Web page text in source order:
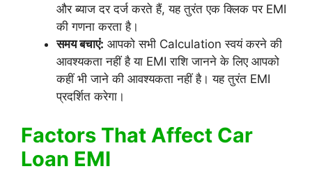
और ब्याज दर दर्ज करते हैं, यह तुरंत एक क्लिक पर EMI
की गणना करता है।
समय बचाएं: आपको सभी Calculation स्वयं करने की
आवश्यकता नहीं है या EMI राशि जानने के लिए आपको
कहीं भी जाने की आवश्यकता नहीं है। यह तुरंत EMI
प्रदर्शित करेगा।
Factors That Affect Car
Loan EMI